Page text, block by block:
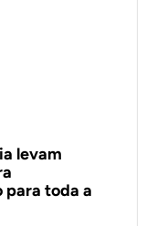
levam
para toda a